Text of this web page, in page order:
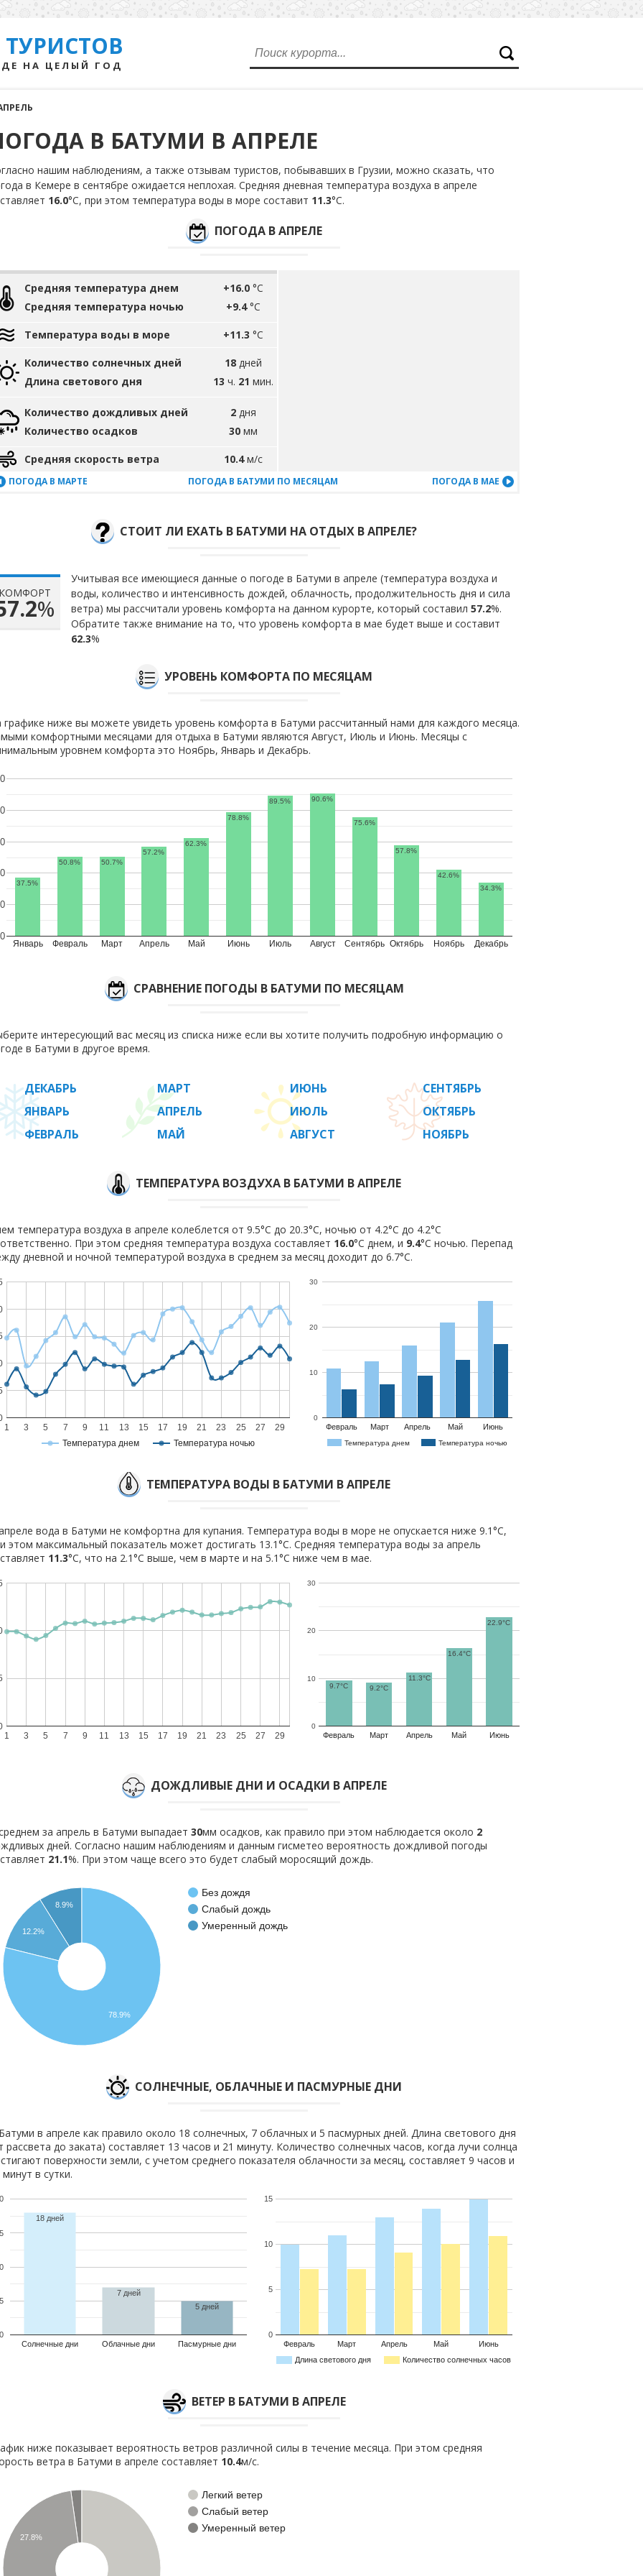
НА ЦЕЛЫЙ ГОД
В БАТУМИ В АПРЕЛЕ
нашим наблюдениям, а также отзывам туристов, побывавших в Грузии, можно сказать, что
в Кемере в сентябре ожидается неплохая. Средняя дневная температура воздуха в апреле
16.0°С, при этом температура воды в море составит 11.3°С.
ПОГОДА В АПРЕЛЕ
Средняя температура днем
Средняя температура ночью
+16.0 °C
+9.4°C
Температура воды в море +11.3 °C
Количество солнечных дней
Длина светового дня
18 дней
13 ч. 21 мин.
Количество дождливых дней
Количество осадков
2 дня
30 мм
Средняя скорость ветра 10.4м/с
ПОГОДА В МАРТЕ ПОГОДА В БАТУМИ ПО МЕСЯЦАМ ПОГОДА В МАЕ
СТОИТ ЛИ ЕХАТЬ В БАТУМИ НА ОТДЫХ В АПРЕЛЕ?
КОМФОРТ
%
Учитывая все имеющиеся данные о погоде в Батуми в апреле (температура воздуха и
воды, количество и интенсивность дождей, облачность, продолжительность дня и сила
ветра) мы рассчитали уровень комфорта на данном курорте, который составил 57.2%.
Обратите также внимание на то, что уровень комфорта в мае будет выше и составит
62.3%
УРОВЕНЬ КОМФОРТА ПО МЕСЯЦАМ
графике ниже вы можете увидеть уровень комфорта в Батуми рассчитанный нами для каждого месяца.
комфортными месяцами для отдыха в Батуми являются Август, Июль и Июнь. Месяцы с
уровнем комфорта это Ноябрь, Январь и Декабрь.
Январь Февраль Март Апрель Май Июнь Июль Август Сентябрь Октябрь Ноябрь Декабрь
0
37.5%
50.8% 50.7%
57.2%
62.3%
78.8%
89.5% 90.6%
75.6%
57.8%
42.6%
34.3%
СРАВНЕНИЕ ПОГОДЫ В БАТУМИ ПО МЕСЯЦАМ
интересующий вас месяц из списка ниже если вы хотите получить подробную информацию о
в Батуми в другое время.
ДЕКАБРЬ
ЯНВАРЬ
ФЕВРАЛЬ
МАРТ
АПРЕЛЬ
МАЙ
ИЮНЬ
ИЮЛЬ
АВГУСТ
СЕНТЯБРЬ
ОКТЯБРЬ
НОЯБРЬ
ТЕМПЕРАТУРА ВОЗДУХА В БАТУМИ В АПРЕЛЕ
температура воздуха в апреле колеблется от 9.5°C до 20.3°C, ночью от 4.2°C до 4.2°C
При этом средняя температура воздуха составляет 16.0°C днем, и 9.4°C ночью. Перепад
дневной и ночной температурой воздуха в среднем за месяц доходит до 6.7°С.
Температура днем Температура ночью
1 3 5 7 9 11 13 15 17 19 21 23 25 27 29
Температура днем Температура ночью
Февраль Март Апрель Май Июнь
0
10
20
30
ТЕМПЕРАТУРА ВОДЫ В БАТУМИ В АПРЕЛЕ
вода в Батуми не комфортна для купания. Температура воды в море не опускается ниже 9.1°C,
этом максимальный показатель может достигать 13.1°C. Средняя температура воды за апрель
11.3°C, что на 2.1°C выше, чем в марте и на 5.1°C ниже чем в мае.
1 3 5 7 9 11 13 15 17 19 21 23 25 27 29 Февраль Март Апрель Май Июнь
0
10
20
30
9.7°C 9.2°C
11.3°C
16.4°C
22.9°C
ДОЖДЛИВЫЕ ДНИ И ОСАДКИ В АПРЕЛЕ
за апрель в Батуми выпадает 30мм осадков, как правило при этом наблюдается около 2
дней. Согласно нашим наблюдениям и данным гисметео вероятность дождливой погоды
21.1%. При этом чаще всего это будет слабый моросящий дождь.
Без дождя
Слабый дождь
Умеренный дождь
8.9%
12.2%
78.9%
CОЛНЕЧНЫЕ, ОБЛАЧНЫЕ И ПАСМУРНЫЕ ДНИ
в апреле как правило около 18 солнечных, 7 облачных и 5 пасмурных дней. Длина светового дня
рассвета до заката) составляет 13 часов и 21 минуту. Количество солнечных часов, когда лучи солнца
поверхности земли, с учетом среднего показателя облачности за месяц, составляет 9 часов и
минут в сутки.
Солнечные дни Облачные дни Пасмурные дни
0
5
18 дней
7 дней
5 дней
Длина светового дня Количество солнечных часов
Февраль Март Апрель Май Июнь
0
5
10
15
ВЕТЕР В БАТУМИ В АПРЕЛЕ
ниже показывает вероятность ветров различной силы в течение месяца. При этом средняя
ветра в Батуми в апреле составляет 10.4м/с.
Легкий ветер
Слабый ветер
Умеренный ветер
27.8%